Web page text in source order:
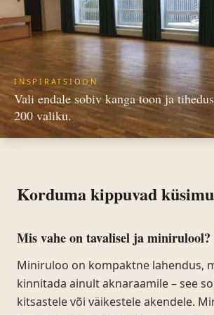
INSPIRATSIOON
Vali endale sobiv kanga toon ja
200 valiku.
Korduma kippuvad
Mis vahe on tavalisel ja minirulool?
Miniruloo on kompaktne lahendus,
kinnitada ainult aknaraamile – see
kitsastele või väikestele akendele.